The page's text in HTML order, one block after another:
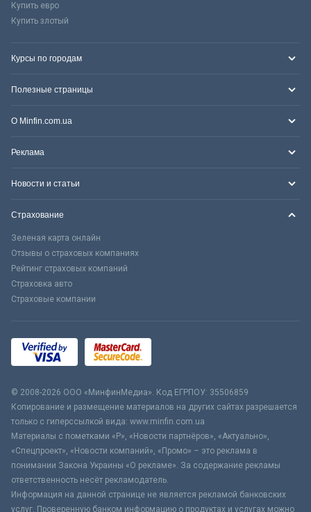
Купить евро
Купить злотый
Курсы по городам
Полезные страницы
О Minfin.com.ua
Реклама
Новости и статьи
Страхование
Зеленая карта онлайн
Отзывы о страховых компаниях
Рейтинг страховых компаний
Страховка авто
Страховые компании
© 2008-2026 ООО «МинфинМедиа». Код ЕГРПОУ: 35506859
Копирование и размещение материалов на других сайтах разрешается
только с гиперссылкой вида: www.minfin.com.ua
Материалы с пометками «Р», «Новости партнёров», «Актуально»,
«Спецпроект», «Новости компаний», «Промо» – это реклама в
понимании Закона Украины «О рекламе». За содержание рекламы
ответственность несёт рекламодатель.
Информация на данной странице не является рекламой банковских
услуг. Проверенную банком информацию о продуктах и услугах можно